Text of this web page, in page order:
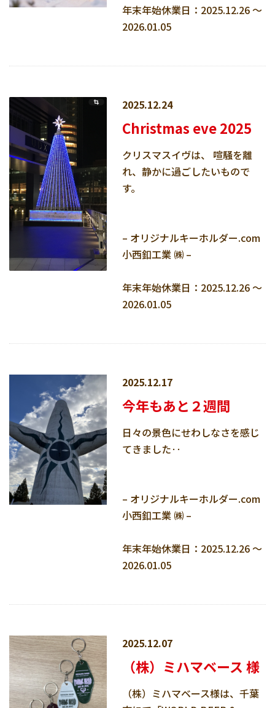
年末年始休業日：2025.12.26 ～
2026.01.05
2025.12.24
Christmas eve 2025
クリスマスイヴは、 喧騒を離
れ、静かに過ごしたいもので
す。
– オリジナルキーホルダー.com
小西釦工業 ㈱ –
年末年始休業日：2025.12.26 ～
2026.01.05
2025.12.17
今年もあと２週間
日々の景色にせわしなさを感じ
てきました‥
– オリジナルキーホルダー.com
小西釦工業 ㈱ –
年末年始休業日：2025.12.26 ～
2026.01.05
2025.12.07
（株）ミハマベース 様
（株）ミハマベース様は、千葉